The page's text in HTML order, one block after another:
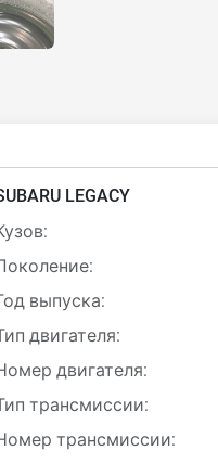
LEGACY
выпуска:
двигателя:
двигателя:
трансмиссии:
трансмиссии: